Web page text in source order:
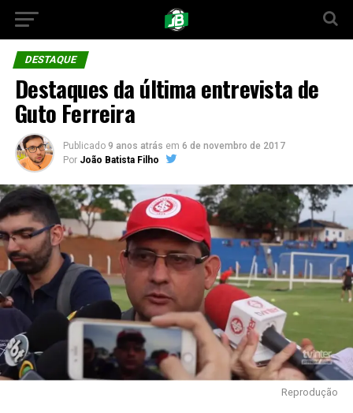
DESTAQUE
Destaques da última entrevista de
Guto Ferreira
Publicado 9 anos atrás em 6 de novembro de 2017
Por João Batista Filho
Reprodução